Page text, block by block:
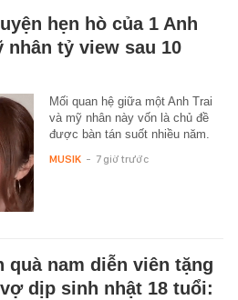
hẹn hò của 1 Anh
nhân tỷ view sau 10
Mối quan hệ giữa một Anh Trai
và mỹ nhân này vốn là chủ đề
được bàn tán suốt nhiều năm.
MUSIK - 7 giờ trước
quà nam diễn viên tặng
dịp sinh nhật 18 tuổi: